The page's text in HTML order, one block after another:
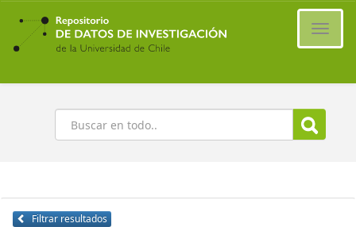
Ir
contenido
principal
Buscar
Filtrar resultados